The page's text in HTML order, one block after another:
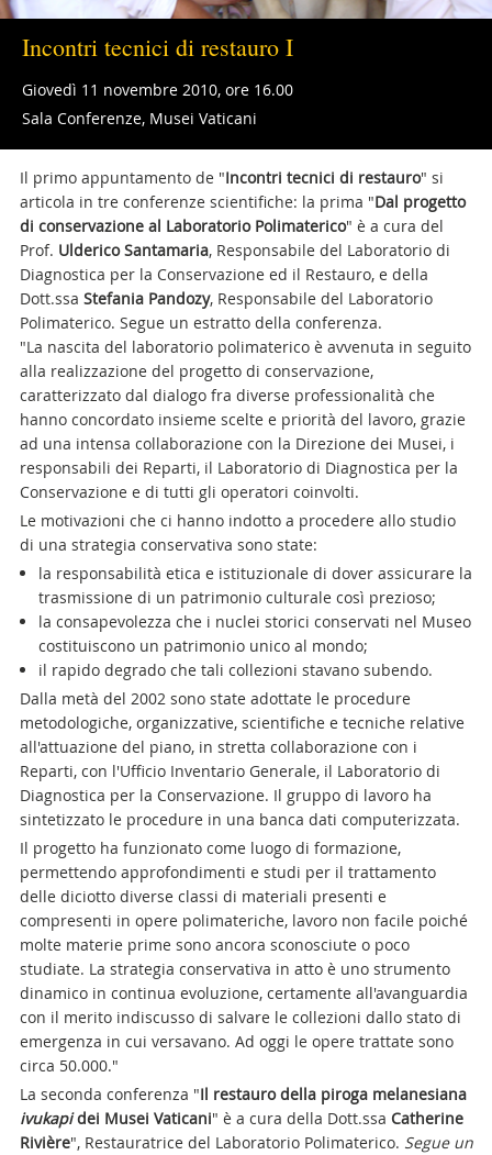
Incontri tecnici di restauro I
Giovedì 11 novembre 2010, ore 16.00
Sala Conferenze, Musei Vaticani
Il primo appuntamento de "Incontri tecnici di restauro" si
articola in tre conferenze scientifiche: la prima "Dal progetto
di conservazione al Laboratorio Polimaterico" è a cura del
Prof. Ulderico Santamaria, Responsabile del Laboratorio di
Diagnostica per la Conservazione ed il Restauro, e della
Dott.ssa Stefania Pandozy, Responsabile del Laboratorio
Polimaterico. Segue un estratto della conferenza.
"La nascita del laboratorio polimaterico è avvenuta in seguito
alla realizzazione del progetto di conservazione,
caratterizzato dal dialogo fra diverse professionalità che
hanno concordato insieme scelte e priorità del lavoro, grazie
ad una intensa collaborazione con la Direzione dei Musei, i
responsabili dei Reparti, il Laboratorio di Diagnostica per la
Conservazione e di tutti gli operatori coinvolti.
Le motivazioni che ci hanno indotto a procedere allo studio
di una strategia conservativa sono state:
la responsabilità etica e istituzionale di dover assicurare la
trasmissione di un patrimonio culturale così prezioso;
la consapevolezza che i nuclei storici conservati nel Museo
costituiscono un patrimonio unico al mondo;
il rapido degrado che tali collezioni stavano subendo.
Dalla metà del 2002 sono state adottate le procedure
metodologiche, organizzative, scientifiche e tecniche relative
all'attuazione del piano, in stretta collaborazione con i
Reparti, con l'Ufficio Inventario Generale, il Laboratorio di
Diagnostica per la Conservazione. Il gruppo di lavoro ha
sintetizzato le procedure in una banca dati computerizzata.
Il progetto ha funzionato come luogo di formazione,
permettendo approfondimenti e studi per il trattamento
delle diciotto diverse classi di materiali presenti e
compresenti in opere polimateriche, lavoro non facile poiché
molte materie prime sono ancora sconosciute o poco
studiate. La strategia conservativa in atto è uno strumento
dinamico in continua evoluzione, certamente all'avanguardia
con il merito indiscusso di salvare le collezioni dallo stato di
emergenza in cui versavano. Ad oggi le opere trattate sono
circa 50.000."
La seconda conferenza "Il restauro della piroga melanesiana
ivukapidei Musei Vaticani" è a cura della Dott.ssa Catherine
Rivière", Restauratrice del Laboratorio Polimaterico. Segue un